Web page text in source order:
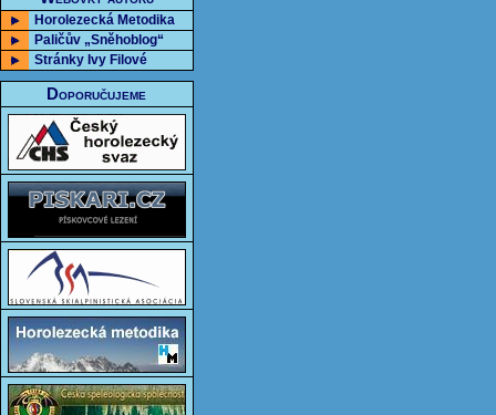
Horolezecká Metodika
Paličův „Sněhoblog“
Stránky Ivy Filové
Doporučujeme